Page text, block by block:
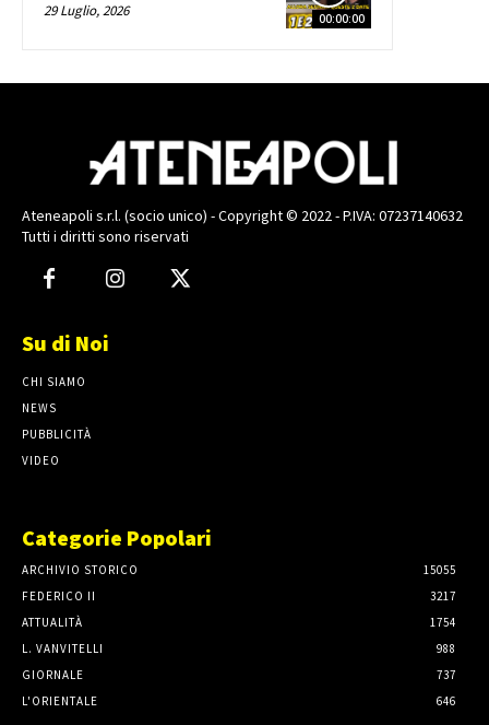
00:00:00
29 Luglio, 2026
Ateneapoli s.r.l. (socio unico) - Copyright © 2022 - P.IVA: 07237140632
Tutti i diritti sono riservati
Su di Noi
CHI SIAMO
NEWS
PUBBLICITÀ
VIDEO
Categorie Popolari
ARCHIVIO STORICO
15055
FEDERICO II
3217
ATTUALITÀ
1754
L. VANVITELLI
988
GIORNALE
737
L'ORIENTALE
646